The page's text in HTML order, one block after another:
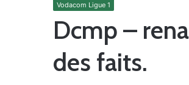
Vodacom Ligue 1
Dcmp –
des faits.